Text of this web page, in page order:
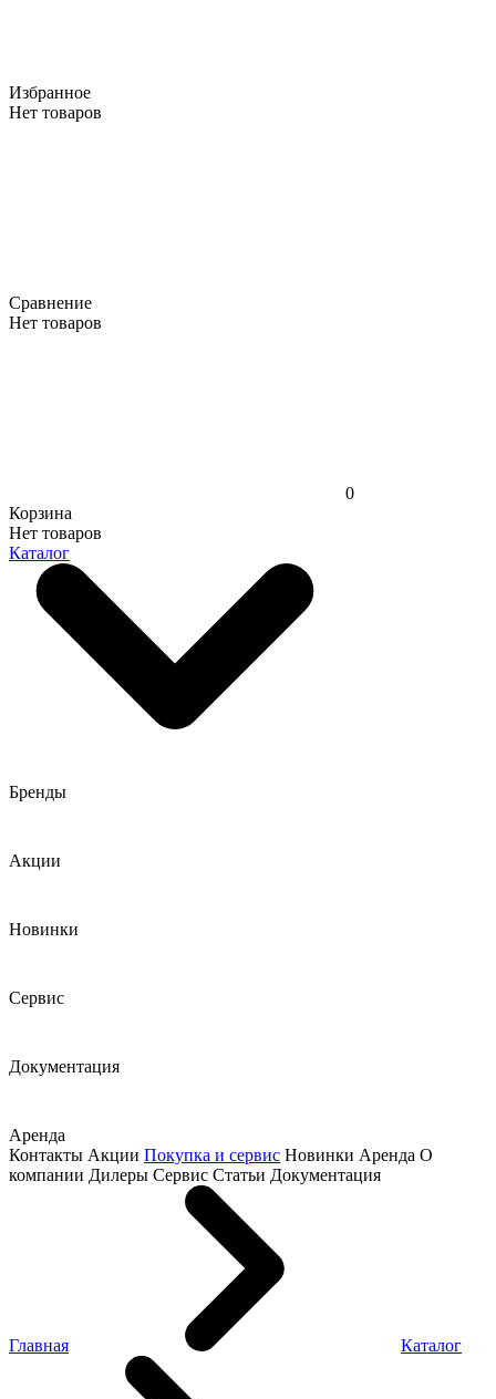
Избранное
Нет товаров
Сравнение
Нет товаров
0
Корзина
Нет товаров
Каталог
Бренды
Акции
Новинки
Сервис
Документация
Аренда
Контакты Акции Покупка и сервис Новинки Аренда О
компании Дилеры Сервис Статьи Документация
Главная Каталог